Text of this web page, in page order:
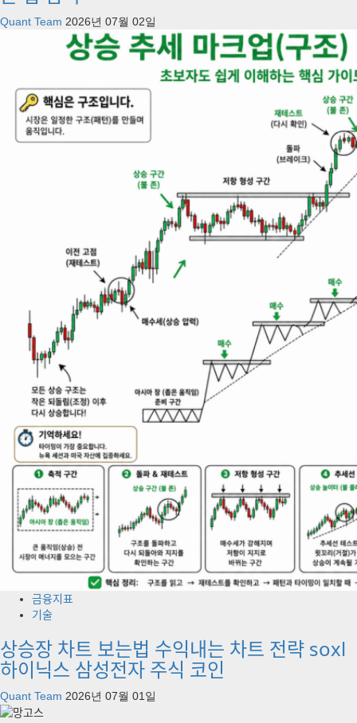
Quant Team 2026년 07월 02일
금융지표
기술
상승장 차트 보는법 수익내는 차트 전략 soxl
하이닉스 삼성전자 주식 코인
Quant Team 2026년 07월 01일